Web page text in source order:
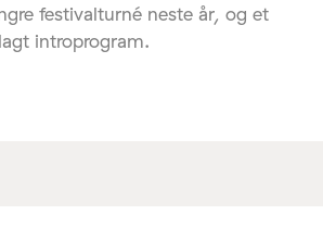
festivalturné neste år, og et
introprogram.